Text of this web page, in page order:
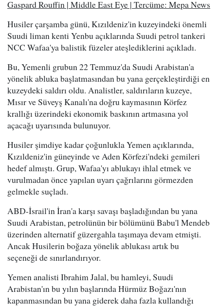
Gaspard Rouffin | Middle East Eye | Tercüme: Mepa News
Husiler çarşamba günü, Kızıldeniz'in kuzeyindeki önemli
Suudi liman kenti Yenbu açıklarında Suudi petrol tankeri
NCC Wafaa'ya balistik füzeler ateşlediklerini açıkladı.
Bu, Yemenli grubun 22 Temmuz'da Suudi Arabistan'a
yönelik abluka başlatmasından bu yana gerçekleştirdiği en
kuzeydeki saldırı oldu. Analistler, saldırıların kuzeye,
Mısır ve Süveyş Kanalı'na doğru kaymasının Körfez
krallığı üzerindeki ekonomik baskının artmasına yol
açacağı uyarısında bulunuyor.
Husiler şimdiye kadar çoğunlukla Yemen açıklarında,
Kızıldeniz'in güneyinde ve Aden Körfezi'ndeki gemileri
hedef almıştı. Grup, Wafaa'yı ablukayı ihlal etmek ve
vurulmadan önce yapılan uyarı çağrılarını görmezden
gelmekle suçladı.
ABD-İsrail'in İran'a karşı savaşı başladığından bu yana
Suudi Arabistan, petrolünün bir bölümünü Babu'l Mendeb
üzerinden alternatif güzergahla taşımaya devam etmişti.
Ancak Husilerin boğaza yönelik ablukası artık bu
seçeneği de sınırlandırıyor.
Yemen analisti Ibrahim Jalal, bu hamleyi, Suudi
Arabistan'ın bu yılın başlarında Hürmüz Boğazı'nın
kapanmasından bu yana giderek daha fazla kullandığı